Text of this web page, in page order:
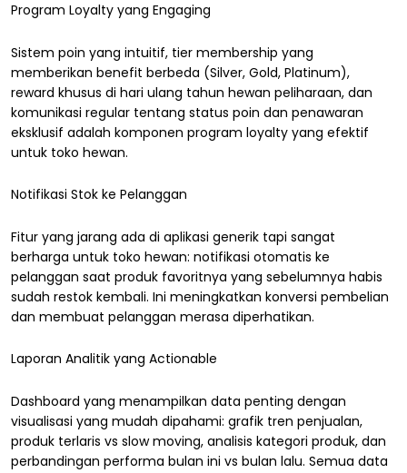
Program Loyalty yang Engaging
Sistem poin yang intuitif, tier membership yang
memberikan benefit berbeda (Silver, Gold, Platinum),
reward khusus di hari ulang tahun hewan peliharaan, dan
komunikasi regular tentang status poin dan penawaran
eksklusif adalah komponen program loyalty yang efektif
untuk toko hewan.
Notifikasi Stok ke Pelanggan
Fitur yang jarang ada di aplikasi generik tapi sangat
berharga untuk toko hewan: notifikasi otomatis ke
pelanggan saat produk favoritnya yang sebelumnya habis
sudah restok kembali. Ini meningkatkan konversi pembelian
dan membuat pelanggan merasa diperhatikan.
Laporan Analitik yang Actionable
Dashboard yang menampilkan data penting dengan
visualisasi yang mudah dipahami: grafik tren penjualan,
produk terlaris vs slow moving, analisis kategori produk, dan
perbandingan performa bulan ini vs bulan lalu. Semua data